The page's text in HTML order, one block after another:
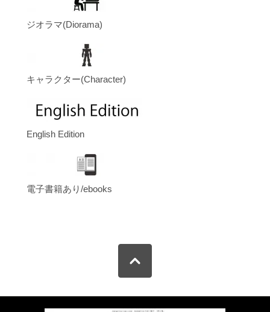
ジオラマ(Diorama)
キャラクター(Character)
English Edition
電子書籍あり/ebooks